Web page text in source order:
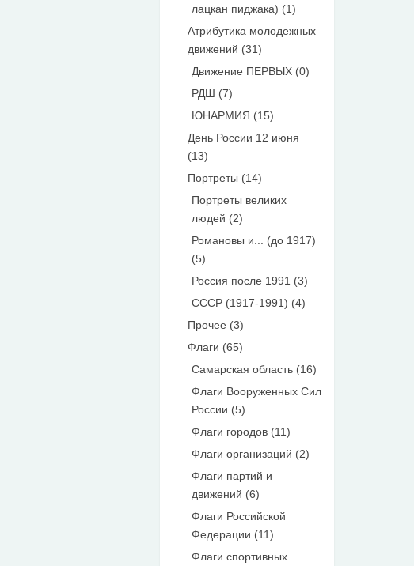
лацкан пиджака) (1)
Атрибутика молодежных
движений (31)
Движение ПЕРВЫХ (0)
РДШ (7)
ЮНАРМИЯ (15)
День России 12 июня
(13)
Портреты (14)
Портреты великих
людей (2)
Романовы и... (до 1917)
(5)
Россия после 1991 (3)
СССР (1917-1991) (4)
Прочее (3)
Флаги (65)
Самарская область (16)
Флаги Вооруженных Сил
России (5)
Флаги городов (11)
Флаги организаций (2)
Флаги партий и
движений (6)
Флаги Российской
Федерации (11)
Флаги спортивных